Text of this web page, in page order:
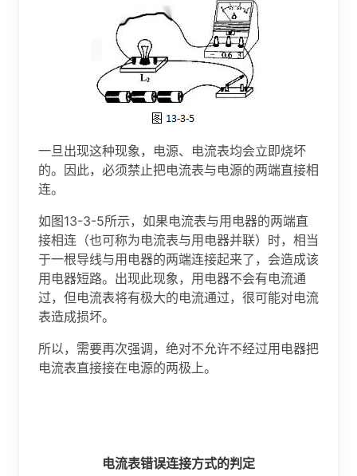
一旦出现这种现象，电源、电流表均会立即烧坏
的。因此，必须禁止把电流表与电源的两端直接相
连。
如图13-3-5所示，如果电流表与用电器的两端直
接相连（也可称为电流表与用电器并联）时，相当
于一根导线与用电器的两端连接起来了，会造成该
用电器短路。出现此现象，用电器不会有电流通
过，但电流表将有极大的电流通过，很可能对电流
表造成损坏。
所以，需要再次强调，绝对不允许不经过用电器把
电流表直接接在电源的两极上。
电流表错误连接方式的判定